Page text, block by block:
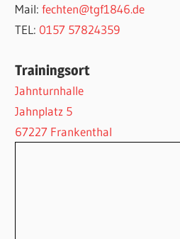
Mail:fechten@tgf1846.de
TEL: 0157 57824359
Trainingsort
Jahnturnhalle
Jahnplatz 5
67227 Frankenthal